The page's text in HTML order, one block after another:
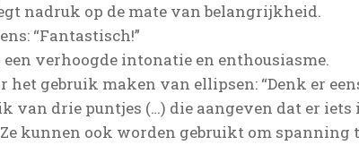
nadruk op de mate van belangrijkheid.
“Fantastisch!”
verhoogde intonatie en enthousiasme.
het gebruik maken van ellipsen: “Denk er
van drie puntjes (…) die aangeven dat er
kunnen ook worden gebruikt om spanning